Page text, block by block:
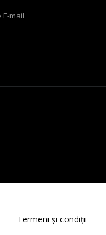
Termeni și condiții